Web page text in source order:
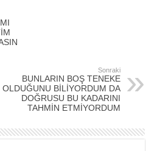
Sonraki
BUNLARIN BOŞ TENEKE
OLDUĞUNU BİLİYORDUM DA
DOĞRUSU BU KADARINI
TAHMİN ETMİYORDUM